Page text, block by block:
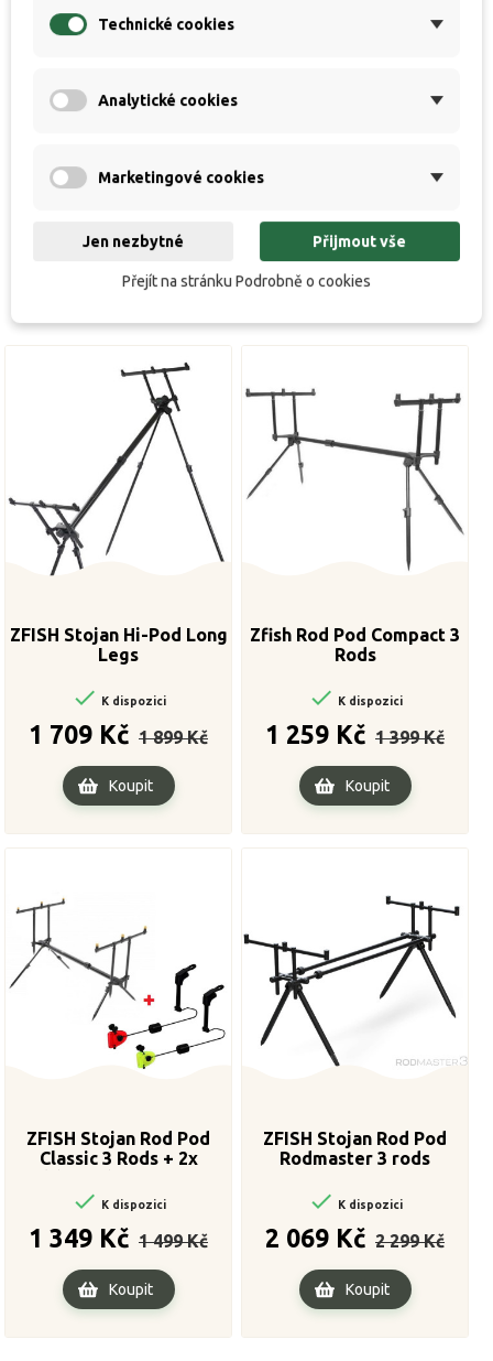
Specifikace
Připravované novinky / Coming soon / Bald
ZFISH Stojan Hi-Pod Long
Legs
 K dispozici
1 709 Kč
cena
1 899 Kč
Koupit
Zfish Rod Pod Compact 3
Rods
 K dispozici
1 259 Kč
cena
1 399 Kč
Koupit
ZFISH Stojan Rod Pod
Classic 3 Rods + 2x
 K dispozici
1 349 Kč
cena
1 499 Kč
Koupit
ZFISH Stojan Rod Pod
Rodmaster 3 rods
 K dispozici
2 069 Kč
cena
2 299 Kč
Koupit
Technické cookies
Analytické cookies
Marketingové cookies
Jen nezbytné Přijmout vše
Přejít na stránku Podrobně o cookies